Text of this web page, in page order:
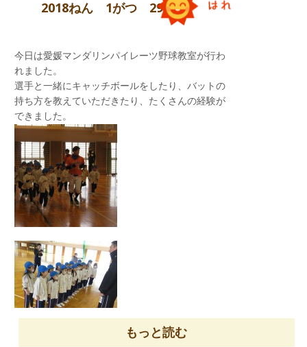
鬼のお面作り
角を折ったり、顔の部分を貼ったり、髪の毛をタ
た。
2018ねん 1がつ 29にち
今日は愛媛マンダリンパイレーツ野球教室が行わ
れました。
選手と一緒にキャッチボールをしたり、バットの
持ち方を教えていただきたり、たくさんの経験が
できました。
もっと読む